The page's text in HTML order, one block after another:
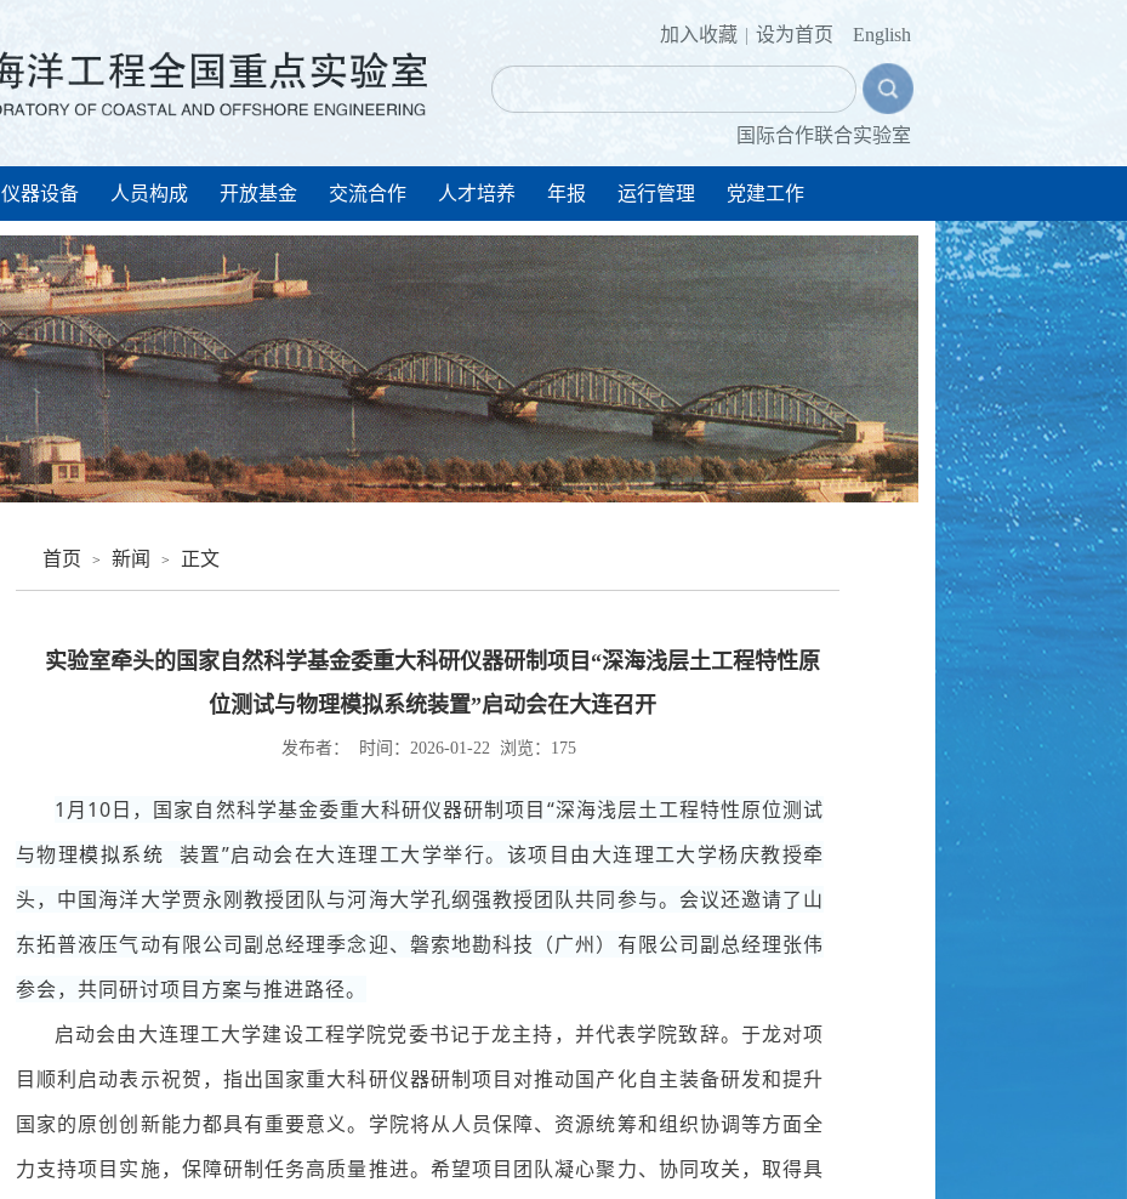
加入收藏 | 设为首页 English
国际合作联合实验室
仪器设备 人员构成 开放基金 交流合作 人才培养 年报 运行管理 党建工作
首页 > 新闻 > 正文
实验室牵头的国家自然科学基金委重大科研仪器研制项目“深海浅层土工程特性原
位测试与物理模拟系统装置”启动会在大连召开
发布者： 时间：2026-01-22 浏览： 175
1月10日，国家自然科学基金委重大科研仪器研制项目“深海浅层土工程特性原位测试
与物理模拟系统
装置”启动会在大连理工大学举行。该项目由大连理工大学杨庆教授牵
头，中国海洋大学贾永刚教授团队与河海大学孔纲强教授团队共同参与。会议还邀请了山
东拓普液压气动有限公司副总经理季念迎、磐索地勘科技（广州）有限公司副总经理张伟
参会，共同研讨项目方案与推进路径。
启动会由大连理工大学建设工程学院党委书记于龙主持，并代表学院致辞。于龙对项
目顺利启动表示祝贺，指出国家重大科研仪器研制项目对推动国产化自主装备研发和提升
国家的原创创新能力都具有重要意义。学院将从人员保障、资源统筹和组织协调等方面全
力支持项目实施，保障研制任务高质量推进。希望项目团队凝心聚力、协同攻关，取得具